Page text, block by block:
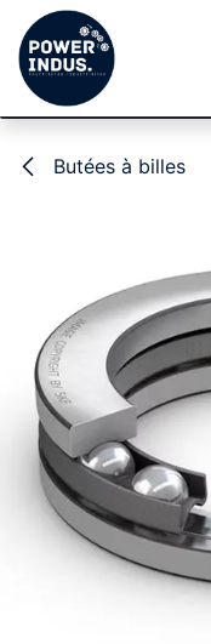
Se rendre au contenu
Butées à billes